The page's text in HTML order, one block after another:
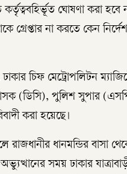
ঘোষণা করা
গ্রেপ্তার না করতে কেন
ঢাকার চিফ মেট্রোপলিটন
(ডিসি), পুলিশ সুপার
করা হয়েছে।
ধানমন্ডির বাসা
সময় ঢাকার